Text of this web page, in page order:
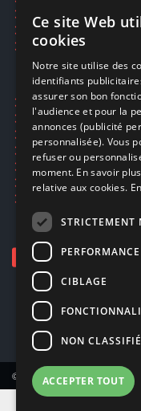
Restauration CD
Réparations & SAV
Smartpoints
Ecogaming
Expédition & retours
Confidentialité
Conditions générales
EA Sport UFC 6
Call of Duty: Modern
Rachat et revente de
© Copyright 2026 Smartoys
Ce site Web
cookies
Notre site utilise des
identifiants
assurer son bon
l'audience et pour la
annonces (publicité
personnalisée). Vous
refuser ou
moment. En savoir
relative aux cookies.
STRICTEMENT
PERFORMANCE
CIBLAGE
NON
ACCEPTER TOUT